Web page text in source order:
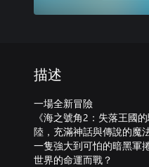
描述
一場全新冒險
《海之號角2：失落王國
陸，充滿神話與傳說的魔
一隻強大到可怕的暗黑軍
世界的命運而戰？